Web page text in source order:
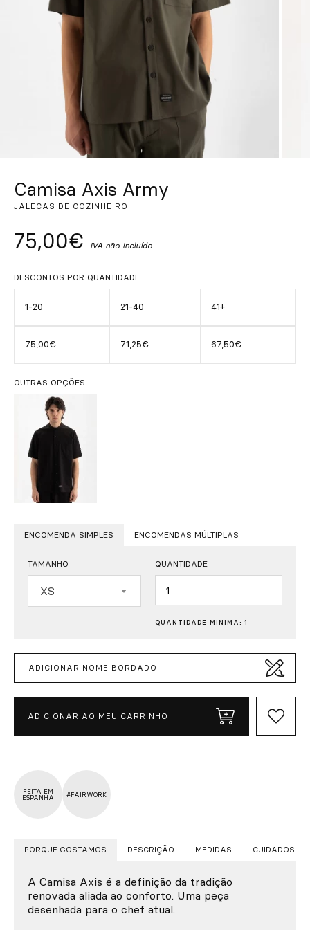
ES FR
Camisa Axis Army
JALECAS DE COZINHEIRO
75,00€ IVA não incluído
DESCONTOS POR QUANTIDADE
1-20 21-40 41+
75,00€ 71,25€ 67,50€
OUTRAS OPÇÕES
ENCOMENDA SIMPLES ENCOMENDAS MÚLTIPLAS
TAMANHO
XS
QUANTIDADE
QUANTIDADE MÍNIMA: 1
ADICIONAR NOME BORDADO
ADICIONAR AO MEU CARRINHO
FEITA EM
ESPANHA
#FAIRWORK
PORQUE GOSTAMOS DESCRIÇÃO MEDIDAS CUIDADOS
A Camisa Axis é a definição da tradição
renovada aliada ao conforto. Uma peça
desenhada para o chef atual.